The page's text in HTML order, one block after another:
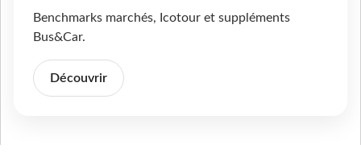
Benchmarks marchés, Icotour et suppléments
Bus&Car.
Découvrir